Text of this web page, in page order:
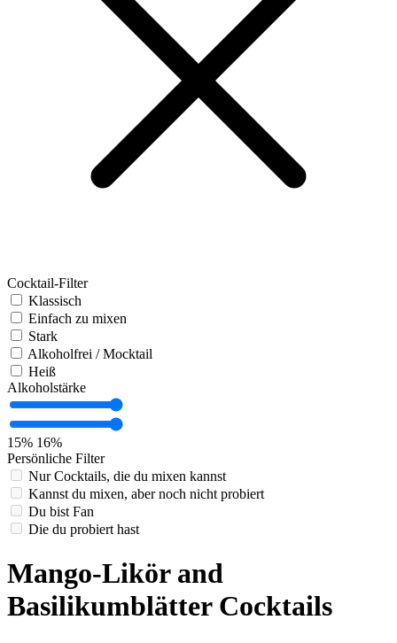
Cocktail-Filter
Klassisch
Einfach zu mixen
Stark
Alkoholfrei / Mocktail
Heiß
Alkoholstärke
15% 16%
Persönliche Filter
Nur Cocktails, die du mixen kannst
Kannst du mixen, aber noch nicht probiert
Du bist Fan
Die du probiert hast
Mango-Likör and
Basilikumblätter Cocktails